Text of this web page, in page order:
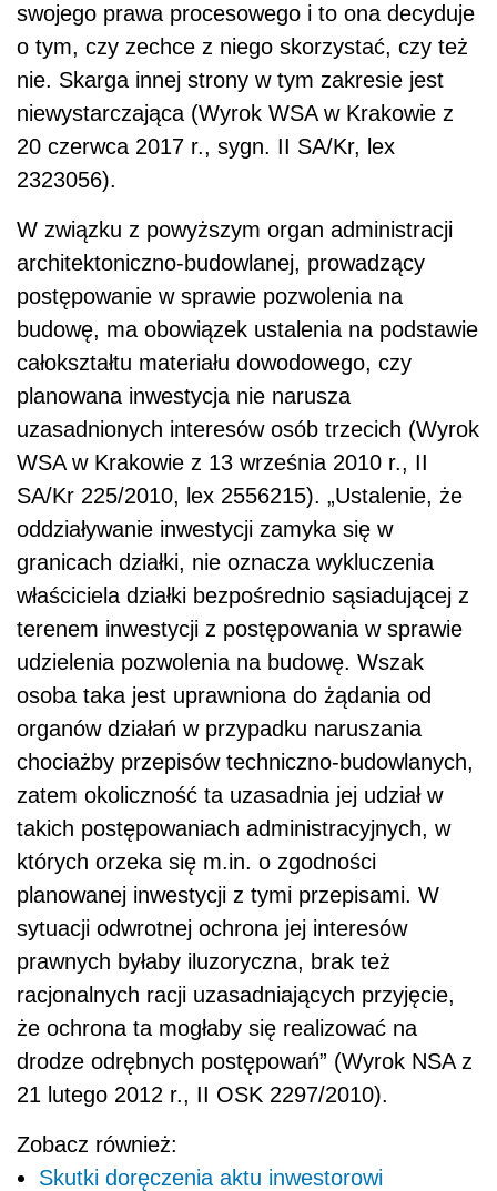
swojego prawa procesowego i to ona decyduje
o tym, czy zechce z niego skorzystać, czy też
nie. Skarga innej strony w tym zakresie jest
niewystarczająca (Wyrok WSA w Krakowie z
20 czerwca 2017 r., sygn. II SA/Kr, lex
2323056).
W związku z powyższym organ administracji
architektoniczno-budowlanej, prowadzący
postępowanie w sprawie pozwolenia na
budowę, ma obowiązek ustalenia na podstawie
całokształtu materiału dowodowego, czy
planowana inwestycja nie narusza
uzasadnionych interesów osób trzecich (Wyrok
WSA w Krakowie z 13 września 2010 r., II
SA/Kr 225/2010, lex 2556215). „Ustalenie, że
oddziaływanie inwestycji zamyka się w
granicach działki, nie oznacza wykluczenia
właściciela działki bezpośrednio sąsiadującej z
terenem inwestycji z postępowania w sprawie
udzielenia pozwolenia na budowę. Wszak
osoba taka jest uprawniona do żądania od
organów działań w przypadku naruszania
chociażby przepisów techniczno-budowlanych,
zatem okoliczność ta uzasadnia jej udział w
takich postępowaniach administracyjnych, w
których orzeka się m.in. o zgodności
planowanej inwestycji z tymi przepisami. W
sytuacji odwrotnej ochrona jej interesów
prawnych byłaby iluzoryczna, brak też
racjonalnych racji uzasadniających przyjęcie,
że ochrona ta mogłaby się realizować na
drodze odrębnych postępowań” (Wyrok NSA z
21 lutego 2012 r., II OSK 2297/2010).
Zobacz również:
Skutki doręczenia aktu inwestorowi